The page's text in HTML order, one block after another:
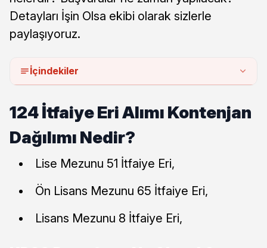
Detayları İşin Olsa ekibi olarak sizlerle
paylaşıyoruz.
İçindekiler
124 İtfaiye Eri Alımı Kontenjan
Dağılımı Nedir?
Lise Mezunu 51 İtfaiye Eri,
Ön Lisans Mezunu 65 İtfaiye Eri,
Lisans Mezunu 8 İtfaiye Eri,